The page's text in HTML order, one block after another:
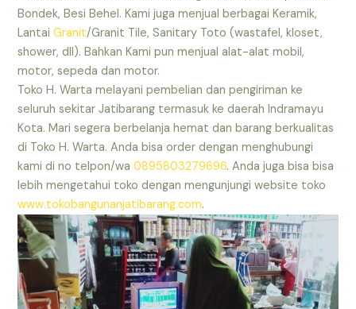
Bondek, Besi Behel. Kami juga menjual berbagai Keramik,
LantaiGranit/Granit Tile, Sanitary Toto (wastafel, kloset,
shower, dll). Bahkan Kami pun menjual alat-alat mobil,
motor, sepeda dan motor.
Toko H. Warta melayani pembelian dan pengiriman ke
seluruh sekitar Jatibarang termasuk ke daerah Indramayu
Kota. Mari segera berbelanja hemat dan barang berkualitas
di Toko H. Warta. Anda bisa order dengan menghubungi
kami di no telpon/wa0895803279696. Anda juga bisa bisa
lebih mengetahui toko dengan mengunjungi website toko
www.tokobangunanjatibarang.com.